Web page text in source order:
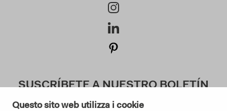
Questo sito web utilizza i cookie
SUSCRÍBETE A NUESTRO BOLETÍN